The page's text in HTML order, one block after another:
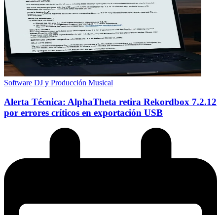
Software DJ y Producción Musical
Alerta Técnica: AlphaTheta retira Rekordbox 7.2.12
por errores críticos en exportación USB